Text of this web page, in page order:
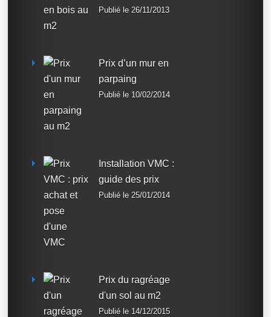
Publié le 26/11/2013
Prix d’un mur en
parpaing
Publié le 10/02/2014
Installation VMC :
guide des prix
Publié le 25/01/2014
Prix du ragréage
d'un sol au m2
Publié le 14/12/2015